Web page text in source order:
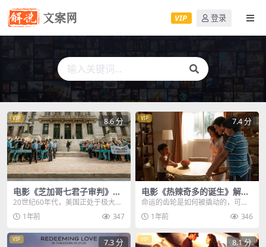
VIP 登录
VIP 8.6 分
电影《芝加哥七君子审判》解
说文案
20世纪60年代，美国正处于极大的
政治动荡中，战争危机种族歧视阴
谋，政治带来的种...
1年前 347
VIP 7.4 分
电影《热辣奇多的诞生》解说
文案
命运的齿轮是如何被撬动的，可能
就只是因为这一根非常廉价的玉
米，父亲不懂为什么这么...
1年前 346
VIP 7.3 分 VIP 8.1 分